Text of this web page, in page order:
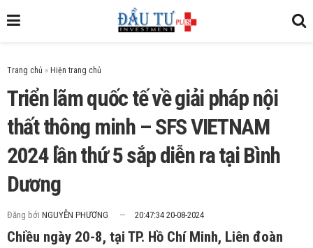
Trang chủ »
Triển lãm quốc tế về giải pháp nội
thất thông minh – SFS VIETNAM
2024 lần thứ 5 sắp diễn ra tại Bình
Dương
Đăng bởi NGUYỄN PHƯƠNG 20:47:34 20-08-2024
Chiều ngày 20-8, tại TP. Hồ Chí Minh, Liên đoàn